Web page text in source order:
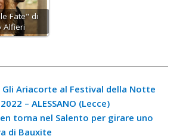
Fate" di
Alfieri
Gli Ariacorte al Festival della Notte
– ALESSANO (Lecce)
torna nel Salento per girare uno
di Bauxite